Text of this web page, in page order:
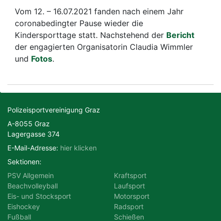
Motorsport Radsport
Schießen
Vom 12. – 16.07.2021 fanden nach einem Jahr
coronabedingter Pause wieder die
Kindersporttage statt. Nachstehend der Bericht
der engagierten Organisatorin Claudia Wimmler
und Fotos.
Polizeisportvereinigung Graz
A-8055 Graz
Lagergasse 374
E-Mail-Adresse: hier klicken
Sektionen:
PSV Allgemein
Beachvolleyball
Eis- und Stocksport
Eishockey
Fußball
Kraftsport
Laufsport
Motorsport
Radsport
Schießen